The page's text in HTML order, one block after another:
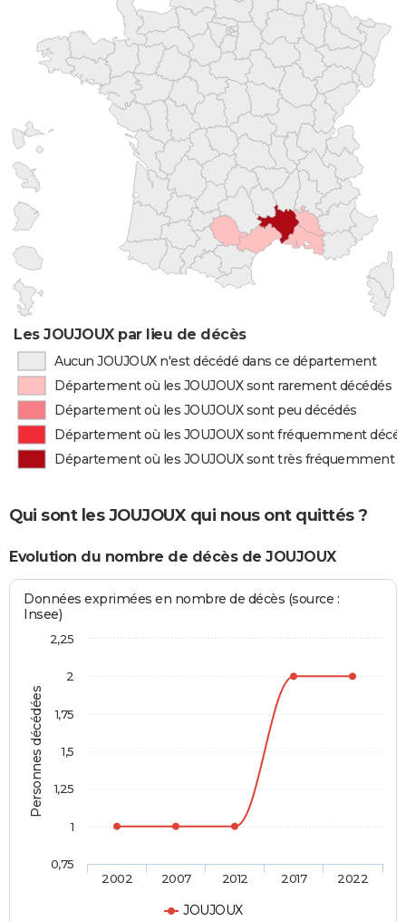
Les JOUJOUX par lieu de décès
Aucun JOUJOUX n'est décédé dans ce département
Département où les JOUJOUX sont rarement décédés
Département où les JOUJOUX sont peu décédés
Département où les JOUJOUX sont fréquemment
Département où les JOUJOUX sont très fréquemment
Qui sont les JOUJOUX qui nous ont quittés ?
Evolution du nombre de décès de JOUJOUX
Personnes décédées
Données exprimées en nombre de décès (source :
Insee)
JOUJOUX
2002 2007 2012 2017 2022
0,75
1
1,25
1,5
1,75
2
2,25